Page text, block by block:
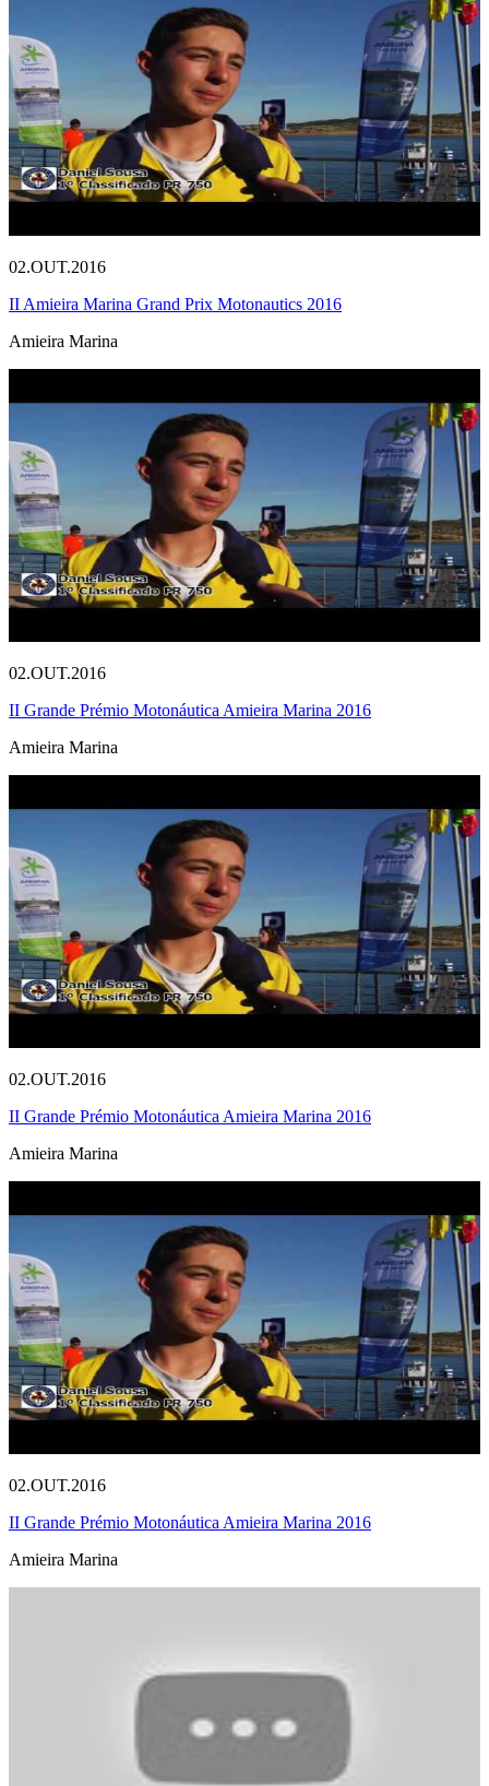
02.OUT.2016
II Amieira Marina Grand Prix Motonautics 2016
Amieira Marina
02.OUT.2016
II Grande Prémio Motonáutica Amieira Marina 2016
Amieira Marina
02.OUT.2016
II Grande Prémio Motonáutica Amieira Marina 2016
Amieira Marina
02.OUT.2016
II Grande Prémio Motonáutica Amieira Marina 2016
Amieira Marina